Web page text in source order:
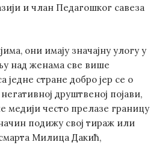
и члан Педагошког савеза
они имају значајну улогу у
над женама све више
једне стране добро јер се о
друштвеној појави,
медији често прелазе границу
подижу свој тираж или
Милица Дакић,